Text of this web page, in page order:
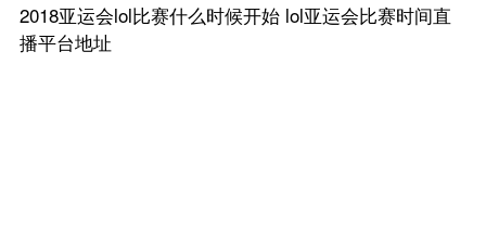
2018亚运会lol比赛什么时候开始 lol亚运会比赛时间直
播平台地址